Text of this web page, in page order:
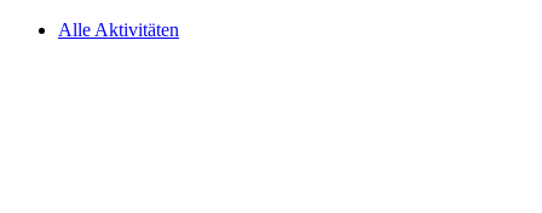
Alle Aktivitäten